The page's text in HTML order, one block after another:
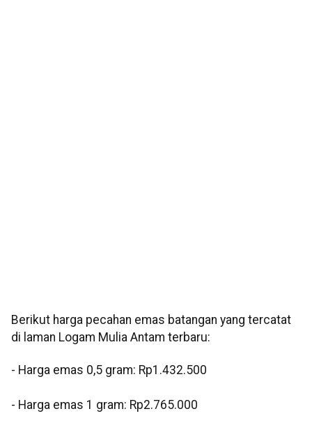
Berikut harga pecahan emas batangan yang tercatat
di laman Logam Mulia Antam terbaru:
‎‎- Harga emas 0,5 gram: Rp1.432.500
- Harga emas 1 gram: Rp2.765.000